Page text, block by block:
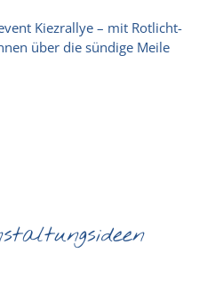
Kiezrallye – mit Rotlicht-
über die sündige Meile